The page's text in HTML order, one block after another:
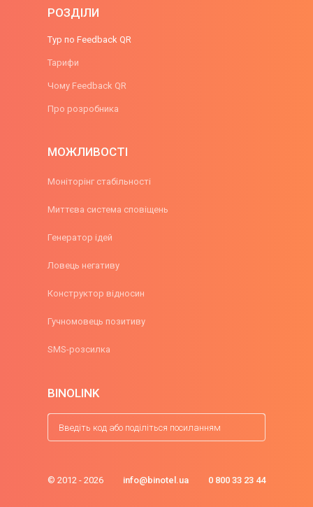
РОЗДІЛИ
Тур по Feedback QR
Тарифи
Чому Feedback QR
Про розробника
МОЖЛИВОСТІ
Моніторінг стабільності
Миттєва система сповіщень
Генератор ідей
Ловець негативу
Конструктор відносин
Гучномовець позитиву
SMS-розсилка
BINOLINK
© 2012 - 2026 info@binotel.ua 0 800 33 23 44